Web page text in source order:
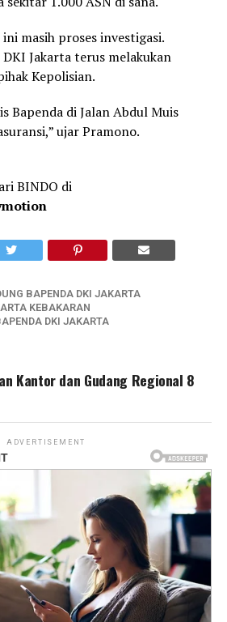
masih proses investigasi.
Jakarta terus melakukan
Kepolisian.
Bapenda di Jalan Abdul Muis
ujar Pramono.
BINDO di
BAPENDA DKI JAKARTA
KEBAKARAN
DKI JAKARTA
Kantor dan Gudang Regional 8
ADVERTISEMENT